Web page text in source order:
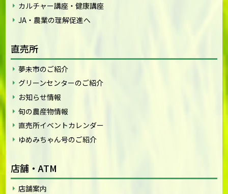
カルチャー講座・健康講座
JA・農業の理解促進へ
直売所
夢未市のご紹介
グリーンセンターのご紹介
お知らせ情報
旬の農産物情報
直売所イベントカレンダー
ゆめみちゃん号のご紹介
店舗・ATM
店舗案内